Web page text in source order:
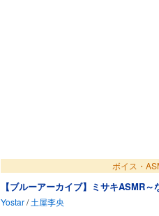
ボイス・
【ブルーアーカイブ】ミサキASMR
Yostar/ 土屋李央